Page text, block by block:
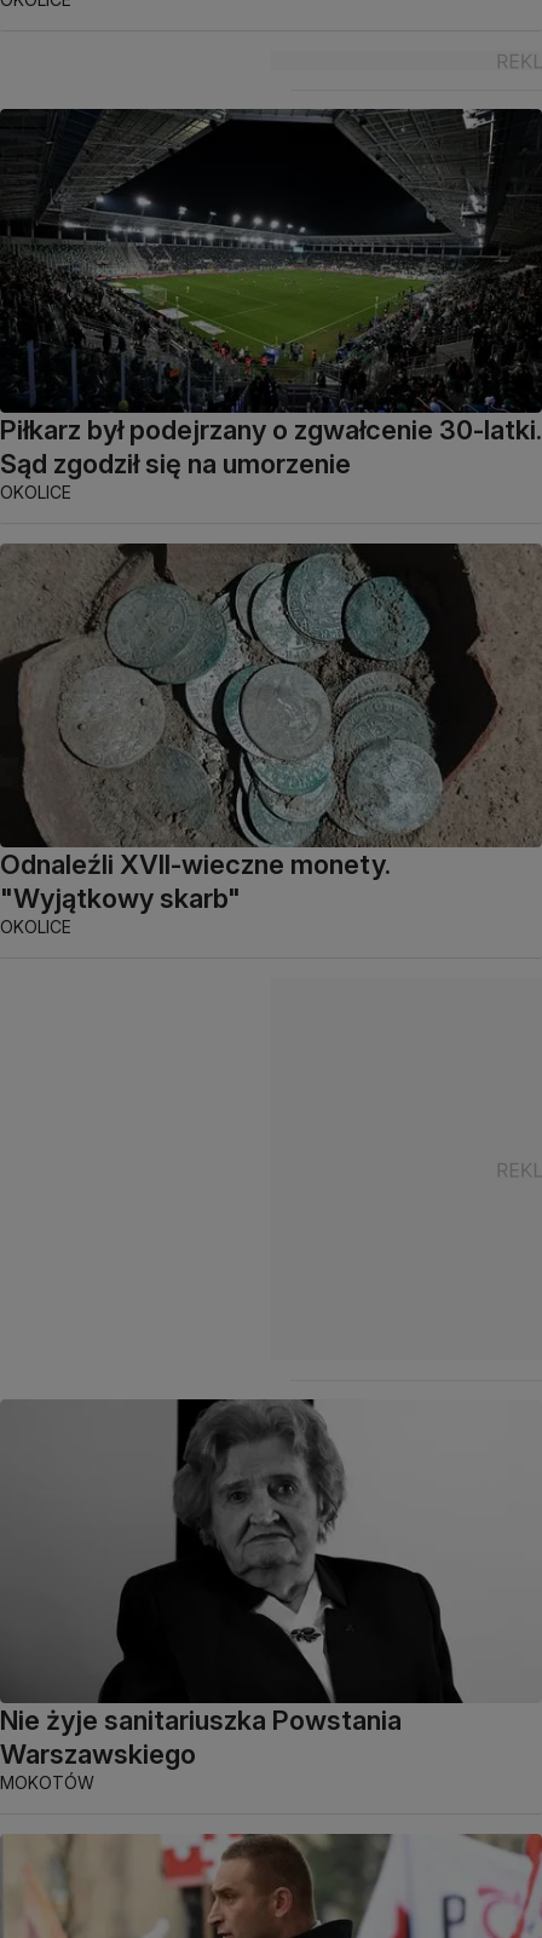
Piłkarz był podejrzany o zgwałcenie 30-latki.
Sąd zgodził się na umorzenie
OKOLICE
Odnaleźli XVII-wieczne monety.
"Wyjątkowy skarb"
OKOLICE
Nie żyje sanitariuszka Powstania
Warszawskiego
MOKOTÓW